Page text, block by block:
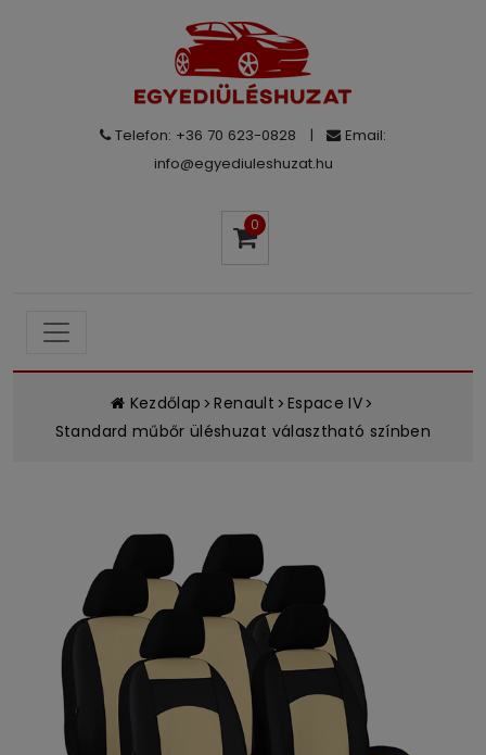
Telefon: +36 70 623-0828 |
Email:
info@egyediuleshuzat.hu
0
Kezdőlap Renault
Espace IV
Standard műbőr üléshuzat választható színben